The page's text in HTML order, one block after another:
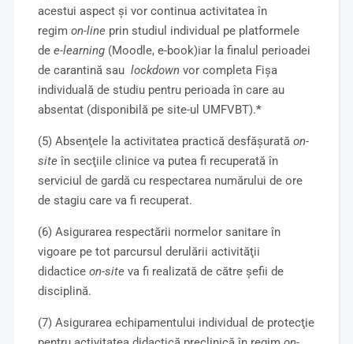
acestui aspect şi vor continua activitatea în
regim on-line prin studiul individual pe platformele
de e-learning(Moodle, e-book)iar la finalul perioadei
de carantină sau lockdownvor completa Fişa
individuală de studiu pentru perioada în care au
absentat (disponibilă pe site-ul UMFVBT).*
(5) Absenţele la activitatea practică desfăşurată on-
site în secţiile clinice va putea fi recuperată în
serviciul de gardă cu respectarea numărului de ore
de stagiu care va fi recuperat.
(6) Asigurarea respectării normelor sanitare în
vigoare pe tot parcursul derulării activităţii
didactice on-site va fi realizată de către şefii de
disciplină.
(7) Asigurarea echipamentului individual de protecţie